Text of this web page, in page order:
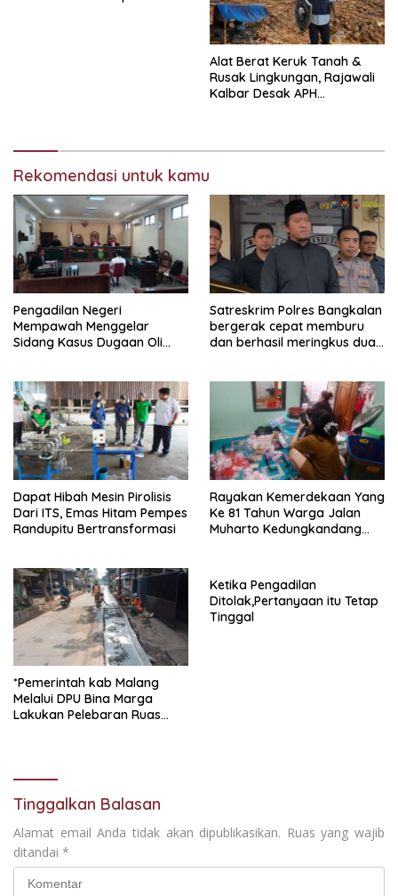
Alat Berat Keruk Tanah &
Rusak Lingkungan, Rajawali
Kalbar Desak APH
Rekomendasi untuk kamu
Pengadilan Negeri
Mempawah Menggelar
Sidang Kasus Dugaan Oli
Penipuan Dari Jaringan
Pemasok PT. DAB
Satreskrim Polres Bangkalan
bergerak cepat memburu
dan berhasil meringkus dua
Sidoarjo dan HP (25) warga
Tulungagung.
Dapat Hibah Mesin Pirolisis
Dari ITS, Emas Hitam Pempes
Randupitu Bertransformasi
Rayakan Kemerdekaan Yang
Ke 81 Tahun Warga Jalan
Muharto Kedungkandang
*Pemerintah kab Malang
Melalui DPU Bina Marga
Lakukan Pelebaran Ruas
Ketika Pengadilan
Ditolak,Pertanyaan itu Tetap
Tinggal
Tinggalkan Balasan
Alamat email Anda tidak akan dipublikasikan. Ruas yang wajib
ditandai *